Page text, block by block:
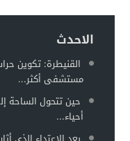
الاحدث
القنيطرة: تكوين
مستشفى أكثر...
حين تتحول الساحة
أحياء...